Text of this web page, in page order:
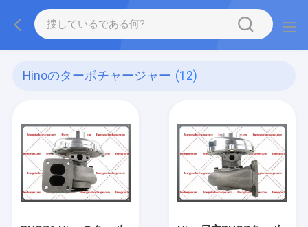
Hinoのターボチャージャー (12)